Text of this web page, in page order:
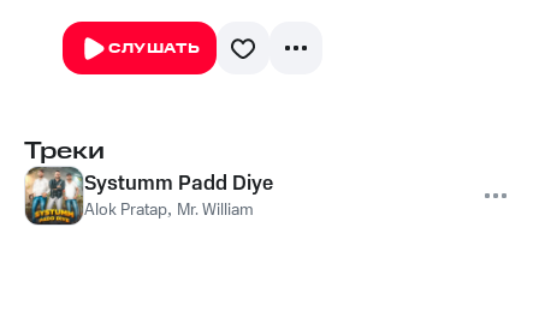
СЛУШАТЬ
Треки
Systumm Padd Diye
Alok Pratap, Mr. William